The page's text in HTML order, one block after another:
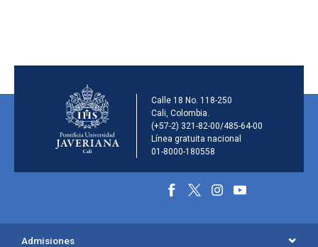
Información de la
Calle 18 No. 118-250
Cali, Colombia.
(+57-2) 321-82-00/485-64-00
Línea gratuita nacional
01-8000-180558
Información y redes
Menú principal del footer
Admisiones